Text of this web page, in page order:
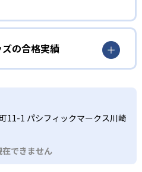
の4技能をバランス良く習得す
行し、発音やイントネーショ
ど資格試験対策にも強い英語
インプットし、子どもの発
で無理なく英語への興味を育
学生
を進めたい人
ばしつつ、資格試験対策も行
プレッスンでコミュニケー
読み書きや文法への理解もし
学生
ットがある?
たクラス編成で、子どもの発
を提供。ネイティブ教師によ
本人教師が文法や試験対策を
験にも強い4技能をバランス
ットがある?
め、子ども一人ひとりの進度
希望する場合は、プライベ
要となる。また、通学型のス
の合格実績
格実績を公式サイトで公開
11-1 パシフィックマークス川崎
できません